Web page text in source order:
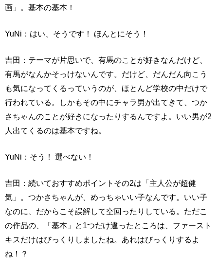
画」。基本の基本！
YuNi：はい、そうです！ ほんとにそう！
吉田：テーマが片思いで、有馬のことが好きなんだけど、
有馬がなんかそっけないんです。だけど、だんだん向こう
も気になってくるっていうのが、ほとんど学校の中だけで
行われている。しかもその中にチャラ男が出てきて、つか
さちゃんのことが好きになったりするんですよ。いい男が2
人出てくるのは基本ですね。
YuNi：そう！ 選べない！
吉田：続いておすすめポイントその2は「主人公が超健
気」。つかさちゃんが、めっちゃいい子なんです。いい子
なのに、だからこそ誤解して空回ったりしている。ただこ
の作品の、「基本」と1つだけ違ったところは、ファースト
キスだけはびっくりしましたね。あれはびっくりするよ
ね！？